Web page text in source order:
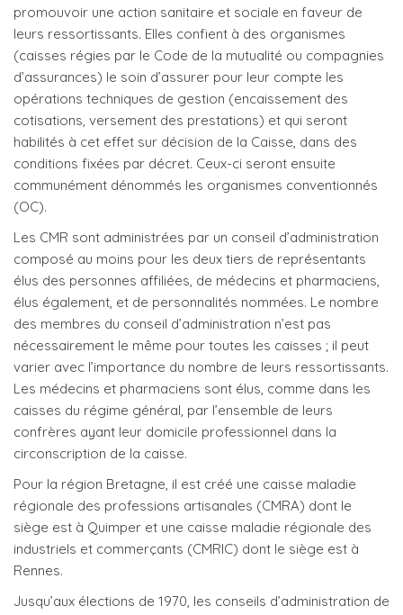
promouvoir une action sanitaire et sociale en faveur de
leurs ressortissants. Elles confient à des organismes
(caisses régies par le Code de la mutualité ou compagnies
d’assurances) le soin d’assurer pour leur compte les
opérations techniques de gestion (encaissement des
cotisations, versement des prestations) et qui seront
habilités à cet effet sur décision de la Caisse, dans des
conditions fixées par décret. Ceux-ci seront ensuite
communément dénommés les organismes conventionnés
(OC).
Les CMR sont administrées par un conseil d’administration
composé au moins pour les deux tiers de représentants
élus des personnes affiliées, de médecins et pharmaciens,
élus également, et de personnalités nommées. Le nombre
des membres du conseil d’administration n’est pas
nécessairement le même pour toutes les caisses ; il peut
varier avec l’importance du nombre de leurs ressortissants.
Les médecins et pharmaciens sont élus, comme dans les
caisses du régime général, par l’ensemble de leurs
confrères ayant leur domicile professionnel dans la
circonscription de la caisse.
Pour la région Bretagne, il est créé une caisse maladie
régionale des professions artisanales (CMRA) dont le
siège est à Quimper et une caisse maladie régionale des
industriels et commerçants (CMRIC) dont le siège est à
Rennes.
Jusqu’aux élections de 1970, les conseils d’administration de